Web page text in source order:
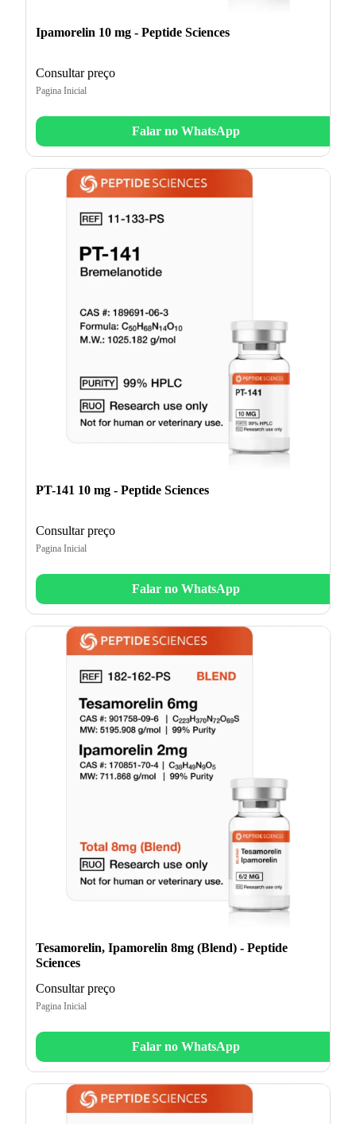
Ipamorelin 10 mg - Peptide Sciences
Consultar preço
Pagina Inicial
Falar no WhatsApp
PT-141 10 mg - Peptide Sciences
Consultar preço
Pagina Inicial
Falar no WhatsApp
Tesamorelin, Ipamorelin 8mg (Blend) - Peptide
Sciences
Consultar preço
Pagina Inicial
Falar no WhatsApp